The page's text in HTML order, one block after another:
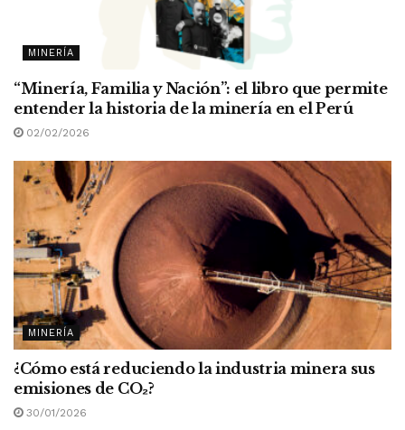
MINERÍA
“Minería, Familia y Nación”: el libro que permite
entender la historia de la minería en el Perú
02/02/2026
MINERÍA
¿Cómo está reduciendo la industria minera sus
emisiones de CO₂?
30/01/2026